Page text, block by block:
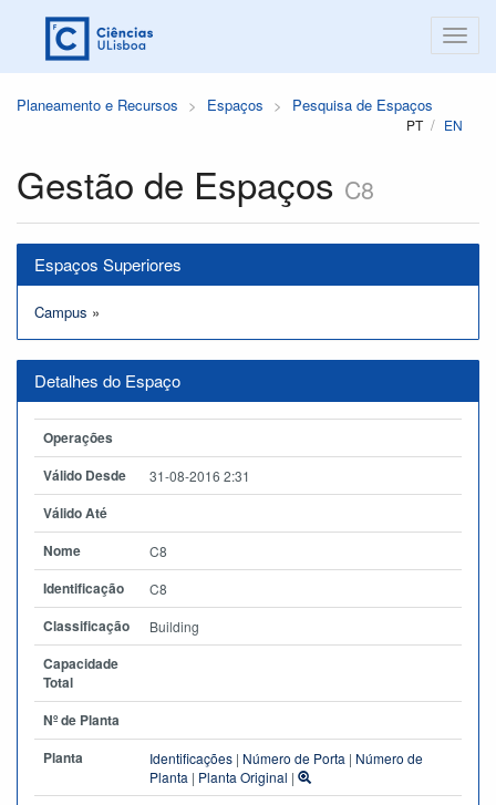
Planeamento e Recursos Espaços Pesquisa de Espaços
PT EN
Gestão de Espaços C8
Espaços Superiores
Campus »
Detalhes do Espaço
Operações
Válido Desde
31-08-2016 2:31
Válido Até
Nome
C8
Identificação C8
Classificação Building
Capacidade
Total
Nº de Planta
Planta
Identificações | Número de Porta | Número de
Planta | Planta Original |